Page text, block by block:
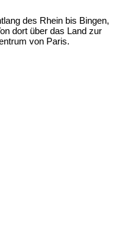
des Rhein bis Bingen,
dort über das Land zur
von Paris.